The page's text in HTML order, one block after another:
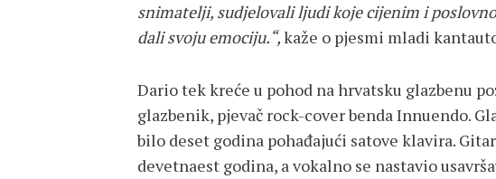
snimatelji, sudjelovali ljudi koje cijenim i
dali svoju emociju.“,kaže o pjesmi mladi
Dario tek kreće u pohod na hrvatsku glazbenu
glazbenik, pjevač rock-cover benda Innuendo.
bilo deset godina pohađajući satove klavira.
devetnaest godina, a vokalno se nastavio